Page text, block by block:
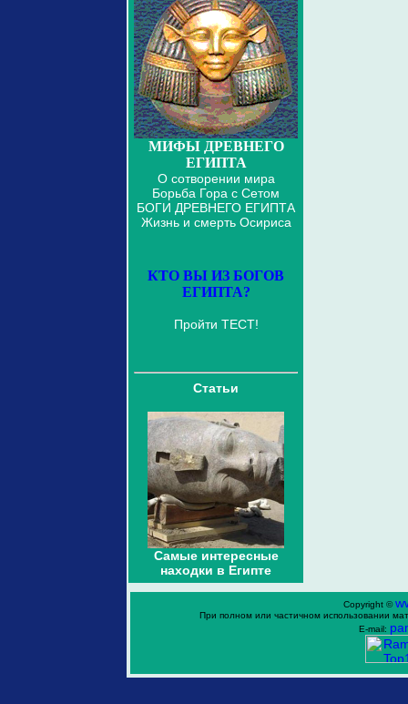
МИФЫ ДРЕВНЕГО
ЕГИПТА
О сотворении мира
Борьба Гора с Сетом
БОГИ ДРЕВНЕГО ЕГИПТА
Жизнь и смерть Осириса
КТО ВЫ ИЗ БОГОВ
ЕГИПТА?
Пройти ТЕСТ!
Статьи
Самые интересные
находки в Египте
Copyright ©
При полном или частичном использовании
E-mail: